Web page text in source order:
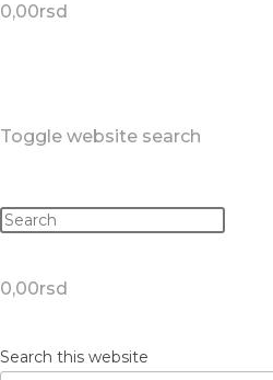
0,00rsd
Toggle website search
0,00rsd
Search this website